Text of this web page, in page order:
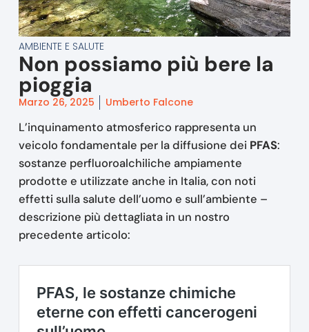
AMBIENTE E SALUTE
Non possiamo più bere la
pioggia
Marzo 26, 2025 Umberto Falcone
L’inquinamento atmosferico rappresenta un
veicolo fondamentale per la diffusione dei PFAS:
sostanze perfluoroalchiliche ampiamente
prodotte e utilizzate anche in Italia, con noti
effetti sulla salute dell’uomo e sull’ambiente –
descrizione più dettagliata in un nostro
precedente articolo: